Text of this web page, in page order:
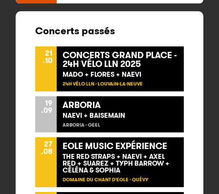
Concerts passés
21
.10 CONCERTS GRAND PLACE -
24H VÉLO LLN 2025
MADO + FLORES + NAEVI
24H VÉLO LLN - LOUVAIN-LA-NEUVE
19
.09 ARBORIA
NAEVI + BAISEMAIN
ARBORIA - GEEL
27
.08 EOLE MUSIC EXPÉRIENCE
THE RED STRAPS + NAEVI + AXEL
RED + SUAREZ + TYPH BARROW +
CÉLÉNA & SOPHIA
DOMAINE DU CHANT D'EOLE - QUÉVY